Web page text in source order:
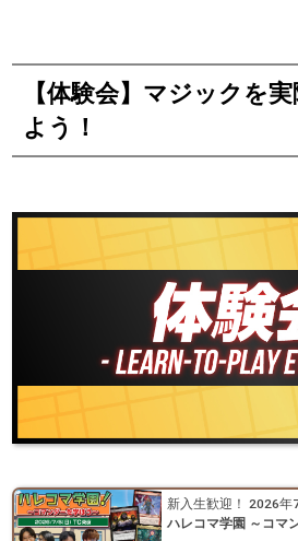
【体験会】マジックを
よう！
新入生歓迎！ 2026年
ハレコマ学園 ～コマ